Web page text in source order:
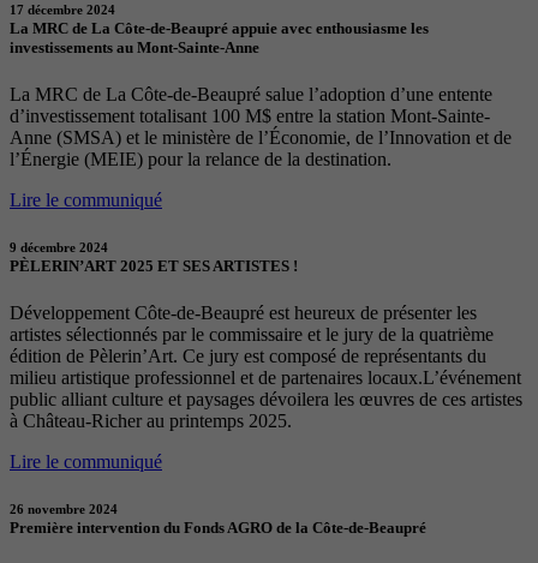
17 décembre 2024
La MRC de La Côte-de-Beaupré appuie avec enthousiasme les
investissements au Mont-Sainte-Anne
La MRC de La Côte-de-Beaupré salue l’adoption d’une entente
d’investissement totalisant 100 M$ entre la station Mont-Sainte-
Anne (SMSA) et le ministère de l’Économie, de l’Innovation et de
l’Énergie (MEIE) pour la relance de la destination.
Lire le communiqué
9 décembre 2024
PÈLERIN’ART 2025 ET SES ARTISTES !
Développement Côte-de-Beaupré est heureux de présenter les
artistes sélectionnés par le commissaire et le jury de la quatrième
édition de Pèlerin’Art. Ce jury est composé de représentants du
milieu artistique professionnel et de partenaires locaux.L’événement
public alliant culture et paysages dévoilera les œuvres de ces artistes
à Château-Richer au printemps 2025.
Lire le communiqué
26 novembre 2024
Première intervention du Fonds AGRO de la Côte-de-Beaupré